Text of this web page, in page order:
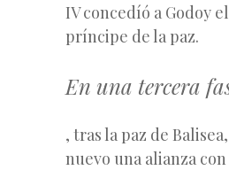
IV concedíó a Godoy
príncipe de la paz.
En una tercera
, tras la paz de
nuevo una alianza